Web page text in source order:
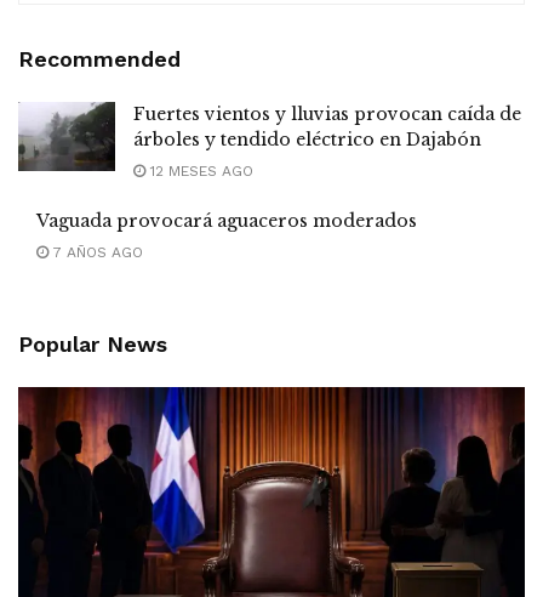
Recommended
Fuertes vientos y lluvias provocan caída de
árboles y tendido eléctrico en Dajabón
12 MESES AGO
Vaguada provocará aguaceros moderados
7 AÑOS AGO
Popular News